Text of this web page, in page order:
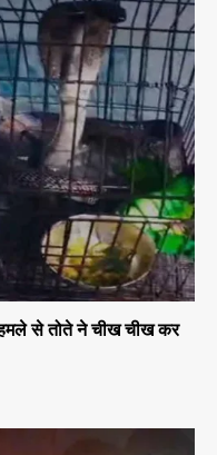
हमले से तोते ने चीख चीख कर